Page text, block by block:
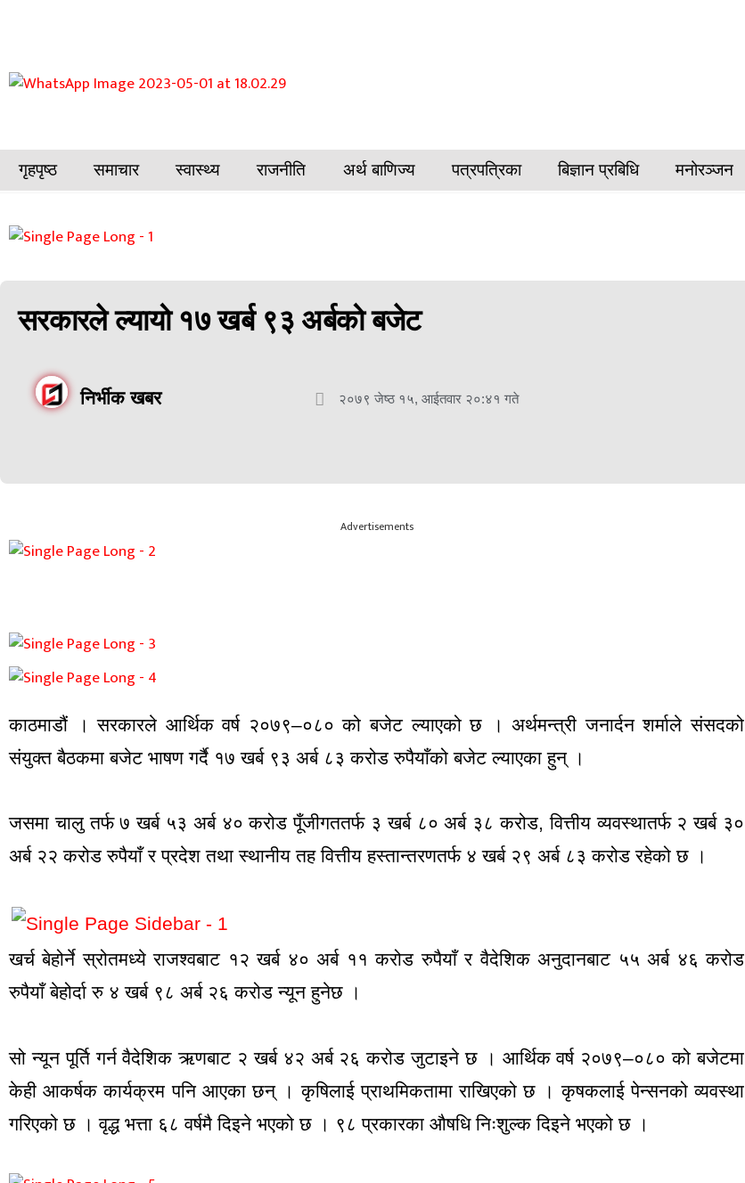
गृहपृष्ठ समाचार स्वास्थ्य राजनीति अर्थ बाणिज्य पत्रपत्रिका बिज्ञान प्रबिधि मनोरञ्जन
सरकारले ल्यायो १७ खर्ब ९३ अर्बको बजेट
निर्भीक खबर २०७९ जेष्ठ १५, आईतवार २०:४१ गते
Advertisements
काठमाडौं । सरकारले आर्थिक वर्ष २०७९–०८० को बजेट ल्याएको छ । अर्थमन्त्री जनार्दन शर्माले संसदको
संयुक्त बैठकमा बजेट भाषण गर्दै १७ खर्ब ९३ अर्ब ८३ करोड रुपैयाँको बजेट ल्याएका हुन् ।
जसमा चालु तर्फ ७ खर्ब ५३ अर्ब ४० करोड पूँजीगततर्फ ३ खर्ब ८० अर्ब ३८ करोड, वित्तीय व्यवस्थातर्फ २ खर्ब ३०
अर्ब २२ करोड रुपैयाँ र प्रदेश तथा स्थानीय तह वित्तीय हस्तान्तरणतर्फ ४ खर्ब २९ अर्ब ८३ करोड रहेको छ ।
खर्च बेहोर्ने स्रोतमध्ये राजश्वबाट १२ खर्ब ४० अर्ब ११ करोड रुपैयाँ र वैदेशिक अनुदानबाट ५५ अर्ब ४६ करोड
रुपैयाँ बेहोर्दा रु ४ खर्ब ९८ अर्ब २६ करोड न्यून हुनेछ ।
सो न्यून पूर्ति गर्न वैदेशिक ऋणबाट २ खर्ब ४२ अर्ब २६ करोड जुटाइने छ । आर्थिक वर्ष २०७९–०८० को बजेटमा
केही आकर्षक कार्यक्रम पनि आएका छन् । कृषिलाई प्राथमिकतामा राखिएको छ । कृषकलाई पेन्सनको व्यवस्था
गरिएको छ । वृद्ध भत्ता ६८ वर्षमै दिइने भएको छ । ९८ प्रकारका औषधि निःशुल्क दिइने भएको छ ।